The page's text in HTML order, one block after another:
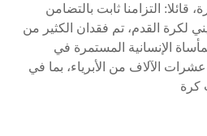
قائلا: التزامنا ثابت بالتضامن
لكرة القدم، تم فقدان الكثير من
الإنسانية المستمرة في
الآلاف من الأبرياء، بما في